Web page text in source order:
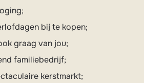
bij te kopen;
graag van jou;
familiebedrijf;
kerstmarkt;